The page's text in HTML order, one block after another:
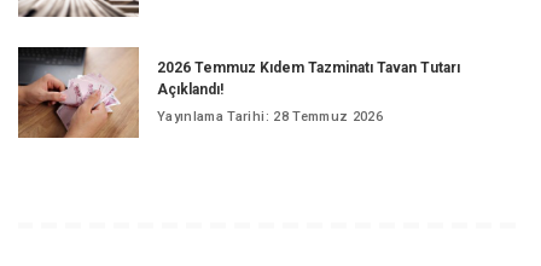
2026 Temmuz Kıdem Tazminatı Tavan Tutarı
Açıklandı!
Yayınlama Tarihi: 28 Temmuz 2026